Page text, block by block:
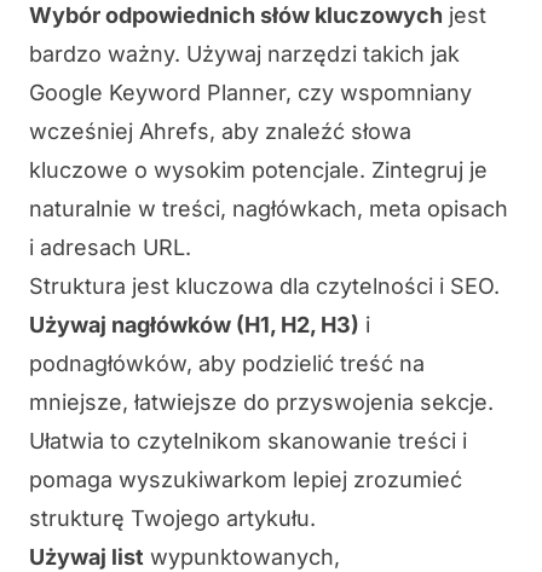
Wybór odpowiednich słów kluczowych jest
bardzo ważny. Używaj narzędzi takich jak
Google Keyword Planner, czy wspomniany
wcześniej Ahrefs, aby znaleźć słowa
kluczowe o wysokim potencjale. Zintegruj je
naturalnie w treści, nagłówkach, meta opisach
i adresach URL.
Struktura jest kluczowa dla czytelności i SEO.
Używaj nagłówków (H1, H2, H3) i
podnagłówków, aby podzielić treść na
mniejsze, łatwiejsze do przyswojenia sekcje.
Ułatwia to czytelnikom skanowanie treści i
pomaga wyszukiwarkom lepiej zrozumieć
strukturę Twojego artykułu.
Używaj list wypunktowanych,